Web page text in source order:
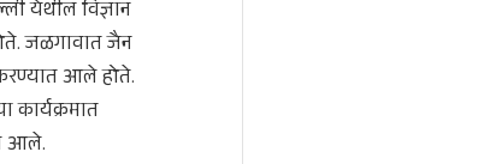
येथील विज्ञान
जळगावात जैन
आले होते.
कार्यक्रमात
आले.